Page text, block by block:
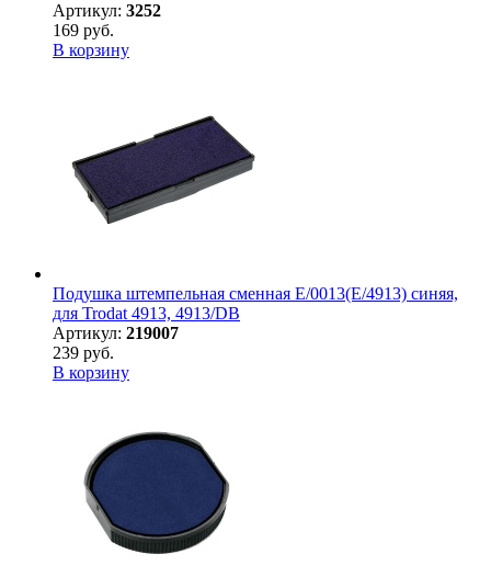
Артикул: 3252
169 руб.
В корзину
Подушка штемпельная сменная E/0013(E/4913) синяя,
для Trodat 4913, 4913/DB
Артикул: 219007
239 руб.
В корзину